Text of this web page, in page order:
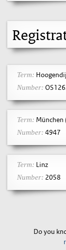
Term:
Number:
Term: München
Number: 4947
Term: Linz
Number: 2058
Do you